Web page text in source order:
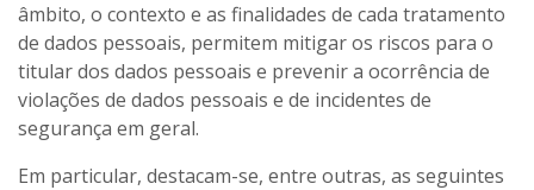
âmbito, o contexto e as finalidades de cada tratamento
de dados pessoais, permitem mitigar os riscos para o
titular dos dados pessoais e prevenir a ocorrência de
violações de dados pessoais e de incidentes de
segurança em geral.
Em particular, destacam-se, entre outras, as seguintes